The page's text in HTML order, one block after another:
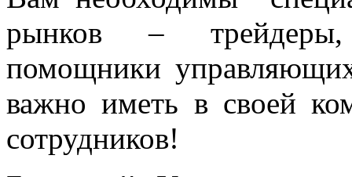
Вам необходимы
рынков – трейдеры,
помощники
важно иметь в своей
сотрудников!